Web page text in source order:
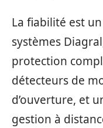
La fiabilité est
systèmes
protection
détecteurs de
d’ouverture, et
gestion à